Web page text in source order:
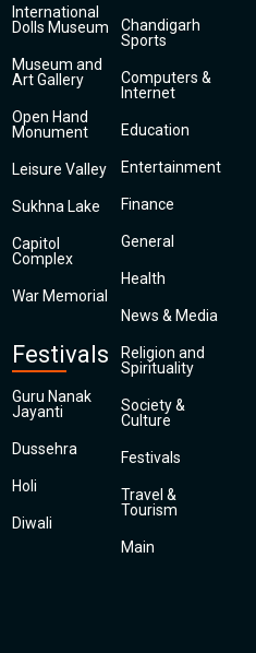
International
Dolls Museum
Museum and
Art Gallery
Open Hand
Monument
Leisure Valley
Sukhna Lake
Capitol
Complex
War Memorial
Festivals
Guru Nanak
Jayanti
Dussehra
Holi
Diwali
Chandigarh
Sports
Computers &
Internet
Education
Entertainment
Finance
General
Health
News & Media
Religion and
Spirituality
Society &
Culture
Festivals
Travel &
Tourism
Main